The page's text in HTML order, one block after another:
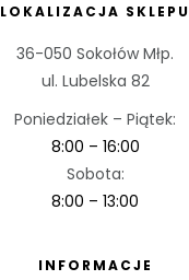
LOKALIZACJA SKLEPU
36-050 Sokołów Młp.
ul. Lubelska 82
Poniedziałek – Piątek:
8:00 – 16:00
Sobota:
8:00 – 13:00
INFORMACJE